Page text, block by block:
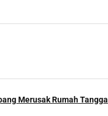
Merusak Rumah Tangga